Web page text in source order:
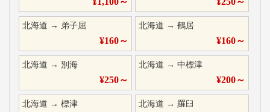
北海道 → 弟子屈
¥160～
北海道 →鶴居
¥160～
北海道 → 別海
¥250～
北海道 →中標津
¥200～
北海道 → 標津 北海道 →羅臼